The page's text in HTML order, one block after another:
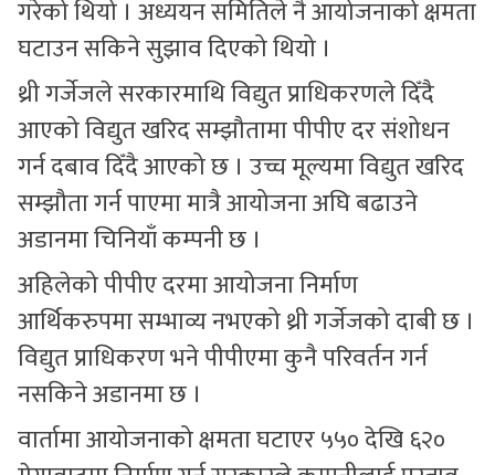
गरेको थियो । अध्ययन समितिले नै आयोजनाको क्षमता
घटाउन सकिने सुझाव दिएको थियो ।
थ्री गर्जेजले सरकारमाथि विद्युत प्राधिकरणले दिँदै
आएको विद्युत खरिद सम्झौतामा पीपीए दर संशोधन
गर्न दबाव दिँदै आएको छ । उच्च मूल्यमा विद्युत खरिद
सम्झौता गर्न पाएमा मात्रै आयोजना अघि बढाउने
अडानमा चिनियाँ कम्पनी छ ।
अहिलेको पीपीए दरमा आयोजना निर्माण
आर्थिकरुपमा सम्भाव्य नभएको थ्री गर्जेजको दाबी छ ।
विद्युत प्राधिकरण भने पीपीएमा कुनै परिवर्तन गर्न
नसकिने अडानमा छ ।
वार्तामा आयोजनाको क्षमता घटाएर ५५० देखि ६२०